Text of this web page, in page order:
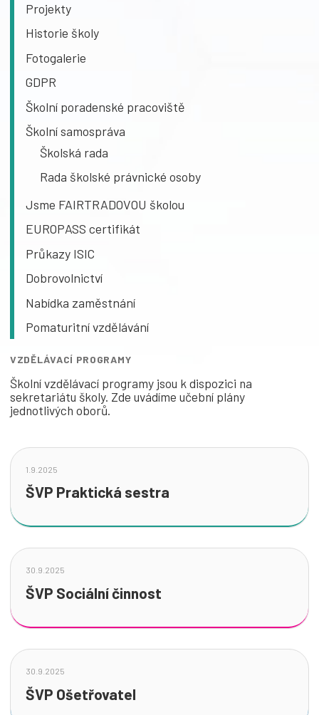
Projekty
Historie školy
Fotogalerie
GDPR
Školní poradenské pracoviště
Školní samospráva
Školská rada
Rada školské právnické osoby
Jsme FAIRTRADOVOU školou
EUROPASS certifikát
Průkazy ISIC
Dobrovolnictví
Nabídka zaměstnání
Pomaturitní vzdělávání
VZDĚLÁVACÍ PROGRAMY
Školní vzdělávací programy jsou k dispozici na
sekretariátu školy. Zde uvádíme učební plány
jednotlivých oborů.
1.9.2025
ŠVP Praktická sestra
30.9.2025
ŠVP Sociální činnost
30.9.2025
ŠVP Ošetřovatel